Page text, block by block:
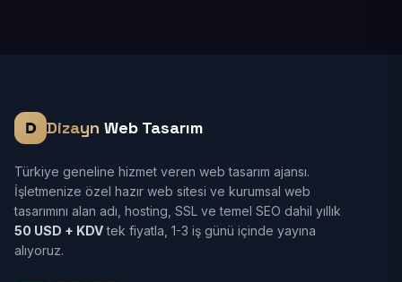
Dizayn Web Tasarım
Türkiye geneline hizmet veren web tasarım ajansı.
İşletmenize özel hazır web sitesi ve kurumsal web
tasarımını alan adı, hosting, SSL ve temel SEO dahil yıllık
50 USD + KDVtek fiyatla, 1-3 iş günü içinde yayına
alıyoruz.